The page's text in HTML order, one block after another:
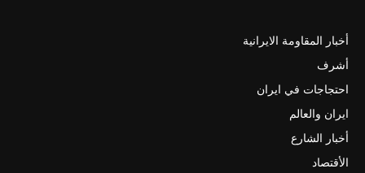
أخبار المقاومة الايرانية
أشرف
احتجاجات في ايران
ايران والعالم
أخبار الشارع
الأقتصاد